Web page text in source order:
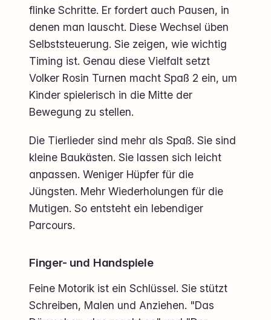
flinke Schritte. Er fordert auch Pausen, in
denen man lauscht. Diese Wechsel üben
Selbststeuerung. Sie zeigen, wie wichtig
Timing ist. Genau diese Vielfalt setzt
Volker Rosin Turnen macht Spaß 2 ein, um
Kinder spielerisch in die Mitte der
Bewegung zu stellen.
Die Tierlieder sind mehr als Spaß. Sie sind
kleine Baukästen. Sie lassen sich leicht
anpassen. Weniger Hüpfer für die
Jüngsten. Mehr Wiederholungen für die
Mutigen. So entsteht ein lebendiger
Parcours.
Finger- und Handspiele
Feine Motorik ist ein Schlüssel. Sie stützt
Schreiben, Malen und Anziehen. "Das